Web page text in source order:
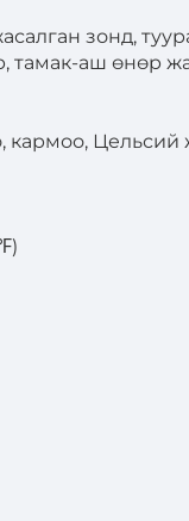
зонд,
тамак-аш өнөр
кармоо,